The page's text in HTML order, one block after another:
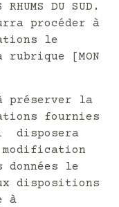
DU SUD.
procéder à
le
[MON
à préserver la
fournies
disposera
le
dispositions
à